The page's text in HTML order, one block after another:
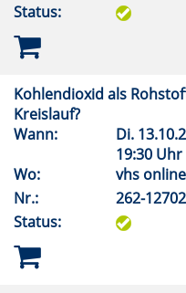
Status:
Kohlendioxid als
Kreislauf?
Wann:
Di.
19:30 Uhr
Wo:
vhs online
Nr.:
262-12702
Status: